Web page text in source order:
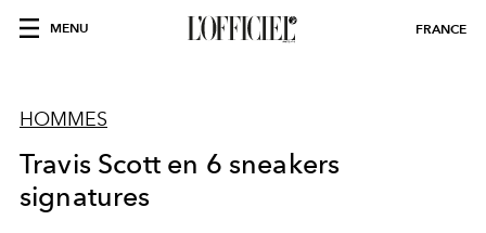
MENU FRANCE
HOMMES
Travis Scott en 6 sneakers
signatures